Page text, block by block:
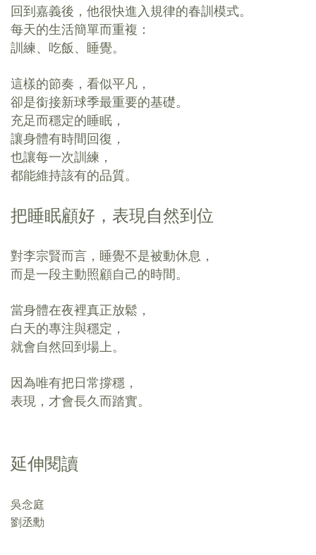
回到嘉義後，他很快進入規律的春訓模式。
每天的生活簡單而重複：
訓練、吃飯、睡覺。
這樣的節奏，看似平凡，
卻是銜接新球季最重要的基礎。
充足而穩定的睡眠，
讓身體有時間回復，
也讓每一次訓練，
都能維持該有的品質。
把睡眠顧好，表現自然到位
對李宗賢而言，睡覺不是被動休息，
而是一段主動照顧自己的時間。
當身體在夜裡真正放鬆，
白天的專注與穩定，
就會自然回到場上。
因為唯有把日常撐穩，
表現， 才會長久而踏實。
延伸閱讀
吳念庭
劉丞勳